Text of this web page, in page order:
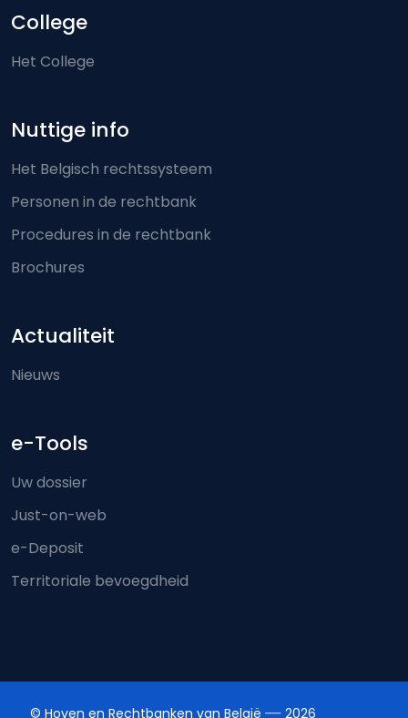
College
Het College
Nuttige info
Het Belgisch rechtssysteem
Personen in de rechtbank
Procedures in de rechtbank
Brochures
Actualiteit
Nieuws
e-Tools
Uw dossier
Just-on-web
e-Deposit
Territoriale bevoegdheid
© Hoven en Rechtbanken van België 2026